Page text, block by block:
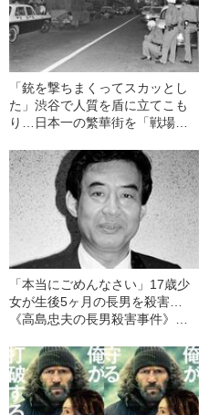
「銃を撃ちまくってスカッとし
た」渋谷で人質を盾に立てこも
り…日本一の繁華街を「戦場に
（昭和40年の事件）
「本当にごめんなさい」17歳少
女が生後5ヶ月の長男を殺害…
《高島忠夫の長男殺害事件》夫
39年の事件）